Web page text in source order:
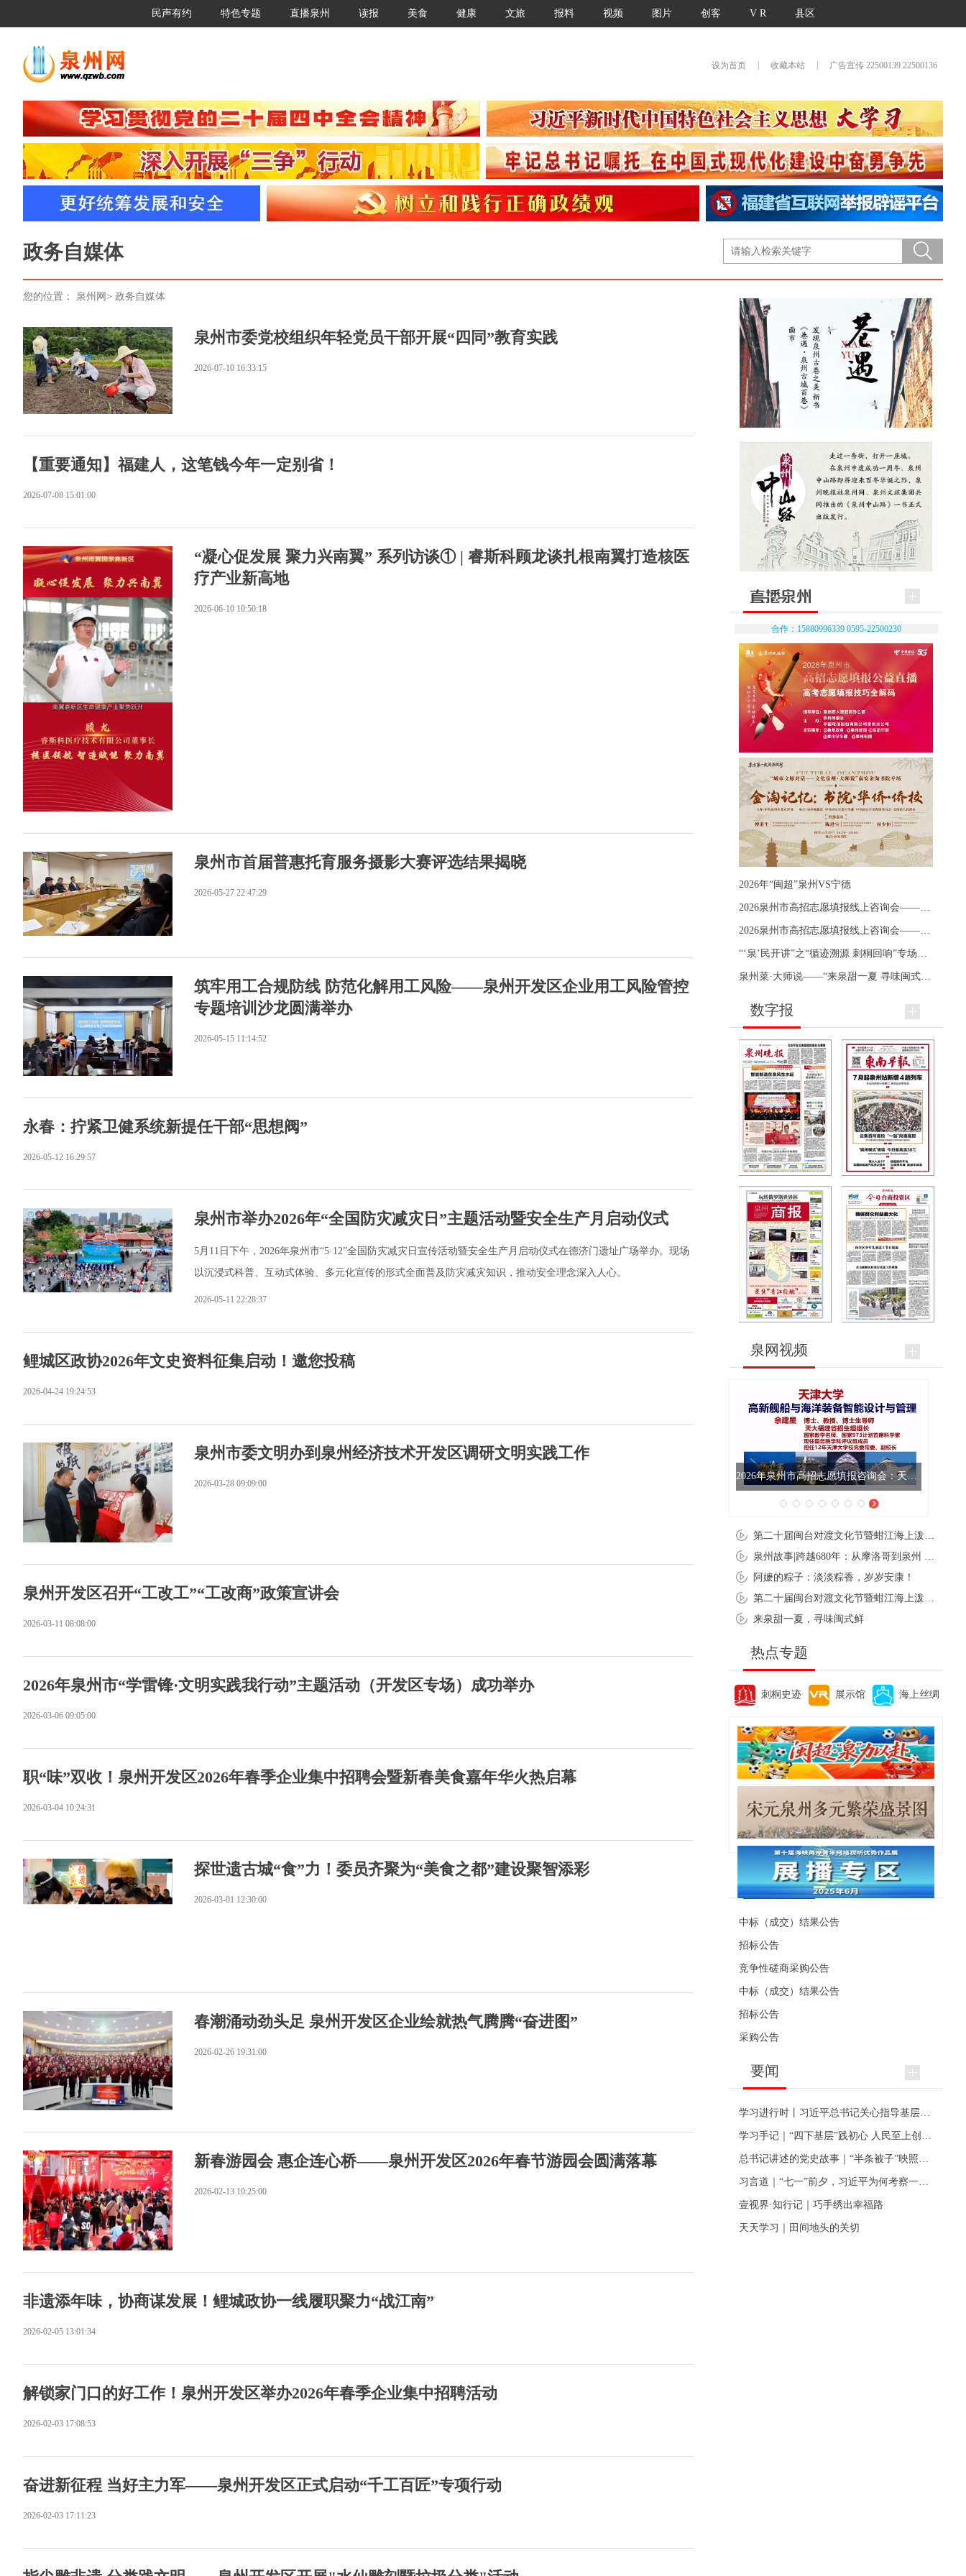
民声有约 特色专题 直播泉州 读报 美食 健康 文旅 报料 视频 图片 创客 V R 县区
设为首页 收藏本站 广告宣传 22500139 22500136
政务自媒体
您的位置： 泉州网 > 政务自媒体
泉州市委党校组织年轻党员干部开展“四同”教育实践
2026-07-10 16:33:15
【重要通知】福建人，这笔钱今年一定别省！
2026-07-08 15:01:00
“凝心促发展 聚力兴南翼” 系列访谈① | 睿斯科顾龙谈扎根南翼打造核医
疗产业新高地
2026-06-10 10:50:18
泉州市首届普惠托育服务摄影大赛评选结果揭晓
2026-05-27 22:47:29
筑牢用工合规防线 防范化解用工风险——泉州开发区企业用工风险管控
专题培训沙龙圆满举办
2026-05-15 11:14:52
永春：拧紧卫健系统新提任干部“思想阀”
2026-05-12 16:29:57
泉州市举办2026年“全国防灾减灾日”主题活动暨安全生产月启动仪式
5月11日下午，2026年泉州市“5·12”全国防灾减灾日宣传活动暨安全生产月启动仪式在德济门遗址广场举办。现场
以沉浸式科普、互动式体验、多元化宣传的形式全面普及防灾减灾知识，推动安全理念深入人心。
2026-05-11 22:28:37
鲤城区政协2026年文史资料征集启动！邀您投稿
2026-04-24 19:24:53
泉州市委文明办到泉州经济技术开发区调研文明实践工作
2026-03-28 09:09:00
泉州开发区召开“工改工”“工改商”政策宣讲会
2026-03-11 08:08:00
2026年泉州市“学雷锋·文明实践我行动”主题活动（开发区专场）成功举办
2026-03-06 09:05:00
职“味”双收！泉州开发区2026年春季企业集中招聘会暨新春美食嘉年华火热启幕
2026-03-04 10:24:31
探世遗古城“食”力！委员齐聚为“美食之都”建设聚智添彩
2026-03-01 12:30:00
春潮涌动劲头足 泉州开发区企业绘就热气腾腾“奋进图”
2026-02-26 19:31:00
新春游园会 惠企连心桥——泉州开发区2026年春节游园会圆满落幕
2026-02-13 10:25:00
非遗添年味，协商谋发展！鲤城政协一线履职聚力“战江南”
2026-02-05 13:01:34
解锁家门口的好工作！泉州开发区举办2026年春季企业集中招聘活动
2026-02-03 17:08:53
奋进新征程 当好主力军——泉州开发区正式启动“千工百匠”专项行动
2026-02-03 17:11:23
合作：15880996339 0595-22500230
2026年“闽超”泉州VS宁德
数字报
泉网视频
阿嬷的粽子：淡淡粽香，岁岁安康！
来泉甜一夏，寻味闽式鲜
热点专题
刺桐史迹 展示馆 海上丝绸
便民资讯
中标（成交）结果公告
招标公告
竞争性磋商采购公告
中标（成交）结果公告
招标公告
采购公告
要闻
壹视界·知行记｜巧手绣出幸福路
天天学习｜田间地头的关切